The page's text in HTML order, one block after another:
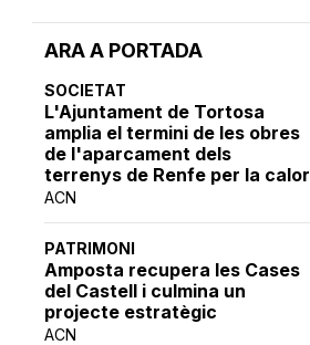
ARA A PORTADA
SOCIETAT
L'Ajuntament de Tortosa
amplia el termini de les obres
de l'aparcament dels
terrenys de Renfe per la calor
ACN
PATRIMONI
Amposta recupera les Cases
del Castell i culmina un
projecte estratègic
ACN